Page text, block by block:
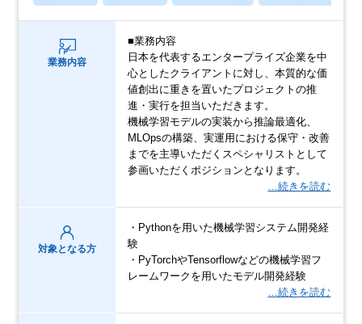
業務内容
■業務内容
日本を代表するエンタープライズ企業を中
心としたクライアントに対し、本質的な価
値創出に重きを置いたプロジェクトの推
進・実行を担当いただきます。
機械学習モデルの実装から推論最適化、
MLOpsの構築、実運用における保守・改善
までを主導いただくスペシャリストとして
参画いただくポジションとなります。
…続きを読む
対象となる方
・Pythonを用いた機械学習システム開発経
験
・PyTorchやTensorflowなどの機械学習フ
レームワークを用いたモデル開発経験
…続きを読む